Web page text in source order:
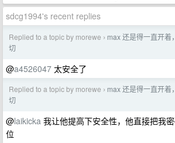
sdcg1994's recent replies
Replied to a topic by morewe › max 还是得一直开着
切
@a4526047 太安全了
Replied to a topic by morewe › max 还是得一直开着
切
@laikicka 我让他提高下安全性，他直接把我
位